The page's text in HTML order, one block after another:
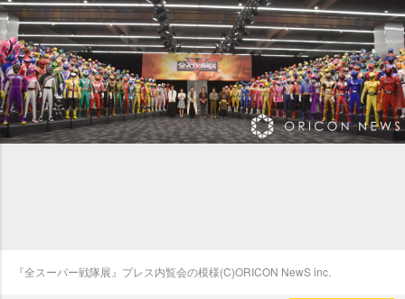
『全スーパー戦隊展』プレス内覧会の模様(C)ORICON NewS inc.